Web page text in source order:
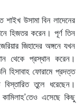
শাইখ উসামা বিন লাদেনের
হিজতর করেন। পূর্ণ তিন
জিহাদের অঙ্গনে যখন
থেকে প্রস্থান করেন।
হিসাবাহ ফোরামে প্রদত্ত
বিস্তারিত তুলে ধরেছেন।
এসেছে কিছু